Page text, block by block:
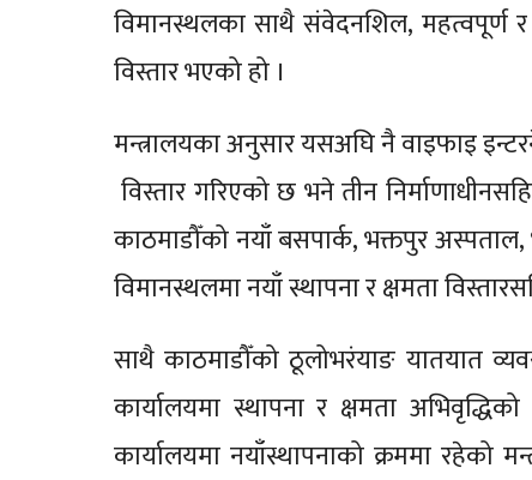
विमानस्थलका साथै संवेदनशिल, महत्वपूर्ण र
विस्तार भएको हो ।
मन्त्रालयका अनुसार यसअघि नै वाइफाइ
विस्तार गरिएको छ भने तीन
काठमाडौँको नयाँ बसपार्क, भक्तपुर अस्पताल,
विमानस्थलमा नयाँ स्थापना र क्षमता
साथै काठमाडौँको ठूलोभरंयाङ यातयात
कार्यालयमा स्थापना र क्षमता
कार्यालयमा नयाँस्थापनाको क्रममा रहेको